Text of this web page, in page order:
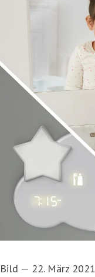
Bild — 22. März 2021